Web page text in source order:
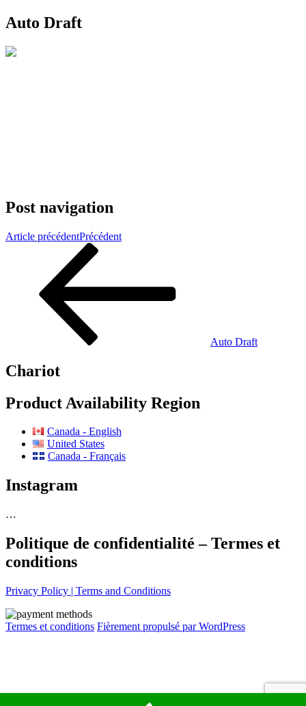
Auto Draft
Post navigation
Article précédentPrécédent
Auto Draft
Chariot
Product Availability Region
Canada - English
United States
Canada - Français
Instagram
…
Politique de confidentialité – Termes et
conditions
Privacy Policy | Terms and Conditions
Termes et conditions Fièrement propulsé par WordPress